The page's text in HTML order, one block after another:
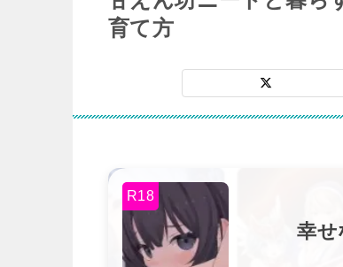
育て方
幸せ
R18